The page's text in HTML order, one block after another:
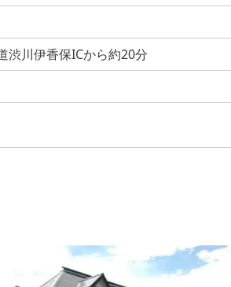
渋川伊香保ICから約20分